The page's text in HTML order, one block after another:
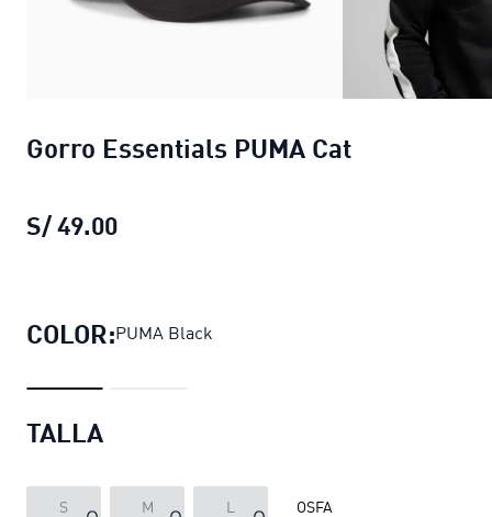
Gorro Essentials PUMA Cat
S/ 49.00
COLOR:PUMA Black
TALLA
S M L OSFA